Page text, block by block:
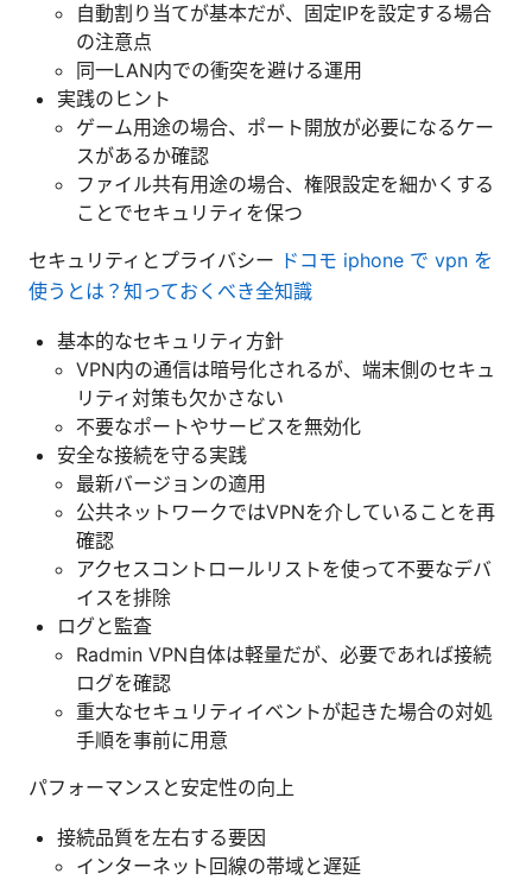
自動割り当てが基本だが、固定IPを設定する場合
の注意点
同一LAN内での衝突を避ける運用
実践のヒント
ゲーム用途の場合、ポート開放が必要になるケー
スがあるか確認
ファイル共有用途の場合、権限設定を細かくする
ことでセキュリティを保つ
セキュリティとプライバシー ドコモ iphone で vpn を
使うとは？知っておくべき全知識
基本的なセキュリティ方針
VPN内の通信は暗号化されるが、端末側のセキュ
リティ対策も欠かさない
不要なポートやサービスを無効化
安全な接続を守る実践
最新バージョンの適用
公共ネットワークではVPNを介していることを再
確認
アクセスコントロールリストを使って不要なデバ
イスを排除
ログと監査
Radmin VPN自体は軽量だが、必要であれば接続
ログを確認
重大なセキュリティイベントが起きた場合の対処
手順を事前に用意
パフォーマンスと安定性の向上
接続品質を左右する要因
インターネット回線の帯域と遅延